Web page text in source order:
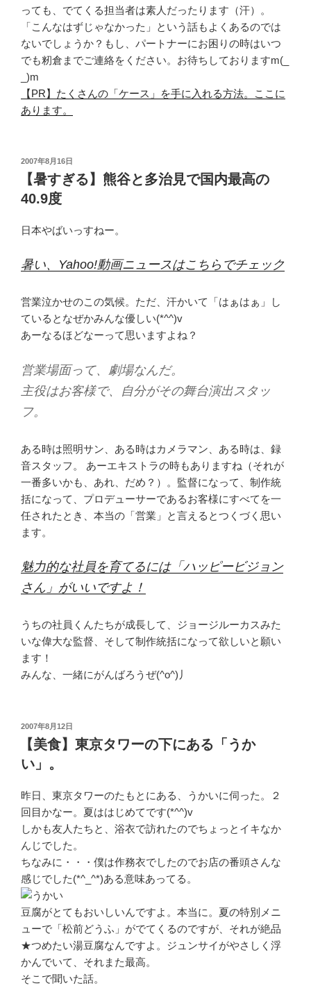
っても、でてくる担当者は素人だったります（汗）。
「こんなはずじゃなかった」という話もよくあるのでは
ないでしょうか？もし、パートナーにお困りの時はいつ
でも籾倉までご連絡をください。お待ちしておりますm(_
_)m
【PR】たくさんの「ケース」を手に入れる方法。ここに
あります。
投
日:
2007年8月16日
【暑すぎる】熊谷と多治見で国内最高の
40.9度
日本やばいっすねー。
暑い、Yahoo!動画ニュースはこちらでチェック
営業泣かせのこの気候。ただ、汗かいて「はぁはぁ」し
ているとなぜかみんな優しい(*^^)v
あーなるほどなーって思いますよね？
営業場面って、劇場なんだ。
主役はお客様で、自分がその舞台演出スタッ
フ。
ある時は照明サン、ある時はカメラマン、ある時は、録
音スタッフ。 あーエキストラの時もありますね（それが
一番多いかも、あれ、だめ？）。監督になって、制作統
括になって、プロデューサーであるお客様にすべてを一
任されたとき、本当の「営業」と言えるとつくづく思い
ます。
魅力的な社員を育てるには「ハッピービジョン
さん」がいいですよ！
うちの社員くんたちが成長して、ジョージルーカスみた
いな偉大な監督、そして制作統括になって欲しいと願い
ます！
みんな、一緒にがんばろうぜ(^o^)丿
投
日:
2007年8月12日
【美食】東京タワーの下にある「うか
い」。
昨日、東京タワーのたもとにある、うかいに伺った。２
回目かなー。夏ははじめてです(*^^)v
しかも友人たちと、浴衣で訪れたのでちょっとイキなか
んじでした。
ちなみに・・・僕は作務衣でしたのでお店の番頭さんな
感じでした(*^_^*)ある意味あってる。
豆腐がとてもおいしいんですよ。本当に。夏の特別メニ
ューで「松前どうふ」がでてくるのですが、それが絶品
★つめたい湯豆腐なんですよ。ジュンサイがやさしく浮
かんでいて、それまた最高。
そこで聞いた話。